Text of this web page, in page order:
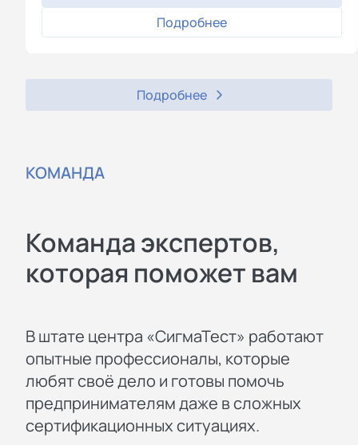
Подробнее
Подробнее
КОМАНДА
Команда экспертов,
которая поможет вам
В штате центра «СигмаТест» работают
опытные профессионалы, которые
любят своё дело и готовы помочь
предпринимателям даже в сложных
сертификационных ситуациях.